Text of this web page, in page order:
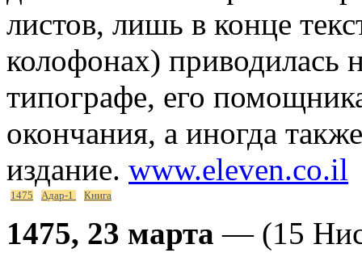
листов, лишь в конце
колофонах) приводилась
типографе, его
окончания, а иногда
издание. www.eleven.co.il
1475 Адар-1 Книга
1475, 23 марта — (15